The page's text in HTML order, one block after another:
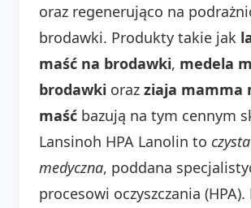
oraz regenerująco na
brodawki. Produkty takie jak
maść na brodawki, medela
brodawki oraz ziaja mamma
maść bazują na tym cennym
Lansinoh HPA Lanolin to
medyczna, poddana
procesowi oczyszczania (HPA).